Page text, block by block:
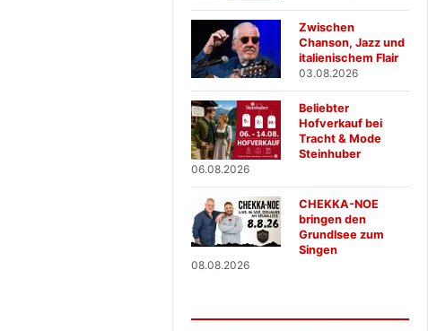
Zwischen
Chanson, Jazz und
italienischem Flair
03.08.2026
Beliebter
Hofverkauf bei
Tracht & Mode
Steinhuber
06.08.2026
CHEKKA-NOE
bringen den
Grundlsee zum
Singen
08.08.2026